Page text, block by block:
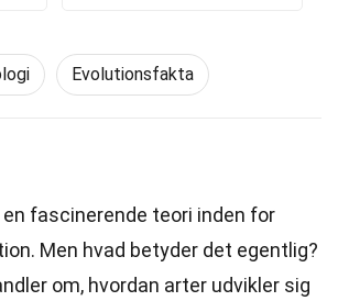
Evolutionsfakta
en fascinerende teori inden for
Men hvad betyder det egentlig?
om, hvordan arter udvikler sig